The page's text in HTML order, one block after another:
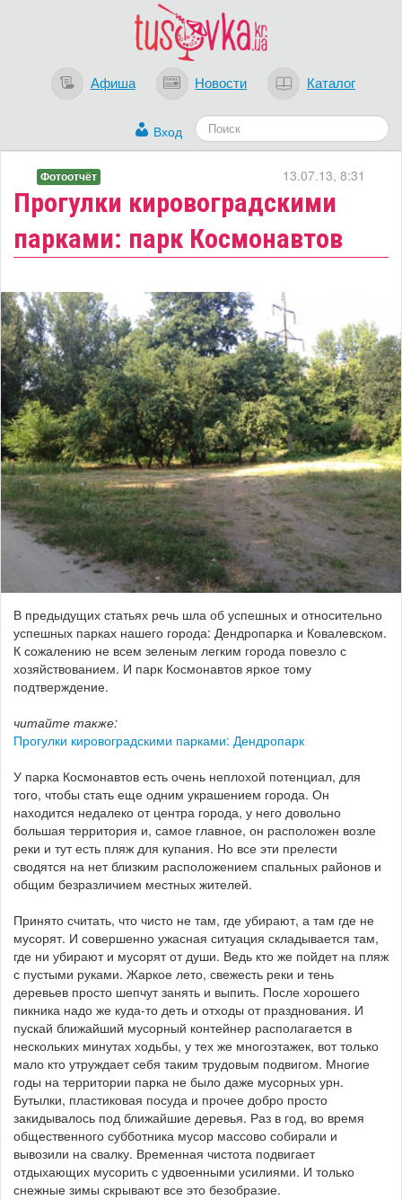
Афиша Новости Каталог
Вход
Прогулки кировоградскими
парками: парк Космонавтов
13.07.13, 8:31
Фотоотчёт
В предыдущих статьях речь шла об успешных и относительно
успешных парках нашего города: Дендропарка и Ковалевском.
К сожалению не всем зеленым легким города повезло с
хозяйствованием. И парк Космонавтов яркое тому
подтверждение.
читайте также:
Прогулки кировоградскими парками: Дендропарк
У парка Космонавтов есть очень неплохой потенциал, для
того, чтобы стать еще одним украшением города. Он
находится недалеко от центра города, у него довольно
большая территория и, самое главное, он расположен возле
реки и тут есть пляж для купания. Но все эти прелести
сводятся на нет близким расположением спальных районов и
общим безразличием местных жителей.
Принято считать, что чисто не там, где убирают, а там где не
мусорят. И совершенно ужасная ситуация складывается там,
где ни убирают и мусорят от души. Ведь кто же пойдет на пляж
с пустыми руками. Жаркое лето, свежесть реки и тень
деревьев просто шепчут занять и выпить. После хорошего
пикника надо же куда-то деть и отходы от празднования. И
пускай ближайший мусорный контейнер располагается в
нескольких минутах ходьбы, у тех же многоэтажек, вот только
мало кто утруждает себя таким трудовым подвигом. Многие
годы на территории парка не было даже мусорных урн.
Бутылки, пластиковая посуда и прочее добро просто
закидывалось под ближайшие деревья. Раз в год, во время
общественного субботника мусор массово собирали и
вывозили на свалку. Временная чистота подвигает
отдыхающих мусорить с удвоенными усилиями. И только
снежные зимы скрывают все это безобразие.